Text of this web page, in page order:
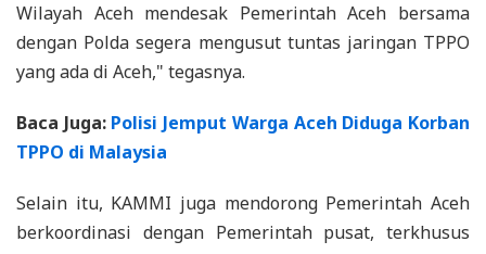
Wilayah Aceh mendesak Pemerintah Aceh bersama
dengan Polda segera mengusut tuntas jaringan TPPO
yang ada di Aceh," tegasnya.
Baca Juga: Polisi Jemput Warga Aceh Diduga Korban
TPPO di Malaysia
Selain itu, KAMMI juga mendorong Pemerintah Aceh
berkoordinasi dengan Pemerintah pusat, terkhusus